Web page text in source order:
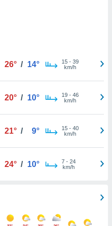
26° / 14° 15- 39
km/h
20° / 10° 19- 46
km/h
21° / 9° 15- 40
km/h
24° / 10° 7- 24
km/h